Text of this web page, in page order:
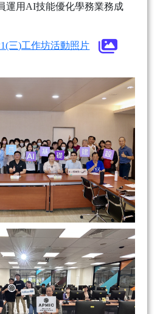
運用AI技能優化學務業務成
三)工作坊活動照片